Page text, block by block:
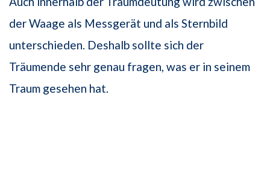
der Waage als Messgerät und als Sternbild
unterschieden. Deshalb sollte sich der
Träumende sehr genau fragen, was er in seinem
Traum gesehen hat.